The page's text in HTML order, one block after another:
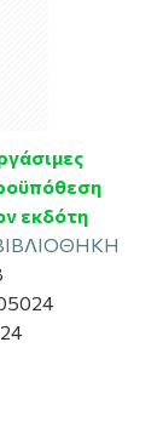
εκδότη